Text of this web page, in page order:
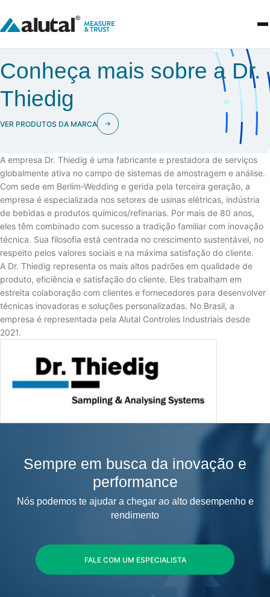
Conheça mais sobre a Dr.
Thiedig
VER PRODUTOS DA MARCA
A empresa Dr. Thiedig é uma fabricante e prestadora de serviços
globalmente ativa no campo de sistemas de amostragem e análise.
Com sede em Berlim-Wedding e gerida pela terceira geração, a
empresa é especializada nos setores de usinas elétricas, indústria
de bebidas e produtos químicos/refinarias. Por mais de 80 anos,
eles têm combinado com sucesso a tradição familiar com inovação
técnica. Sua filosofia está centrada no crescimento sustentável, no
respeito pelos valores sociais e na máxima satisfação do cliente.
A Dr. Thiedig representa os mais altos padrões em qualidade de
produto, eficiência e satisfação do cliente. Eles trabalham em
estreita colaboração com clientes e fornecedores para desenvolver
técnicas inovadoras e soluções personalizadas. No Brasil, a
empresa é representada pela Alutal Controles Industriais desde
2021.
Sempre em busca da inovação e
performance
Nós podemos te ajudar a chegar ao alto desempenho e
rendimento
FALE COM UM ESPECIALISTA